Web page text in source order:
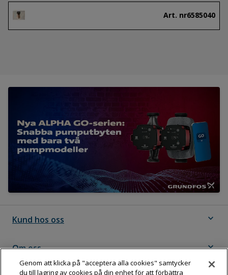
Art. nr6585040
Kund hos oss expand_more
Om oss expand_more
Genom att klicka på "acceptera alla cookies" samtycker
du till lagring av cookies på din enhet för att förbättra